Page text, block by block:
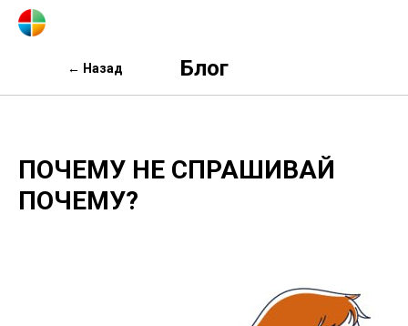
Блог
← Назад
ПОЧЕМУ НЕ СПРАШИВАЙ
ПОЧЕМУ?